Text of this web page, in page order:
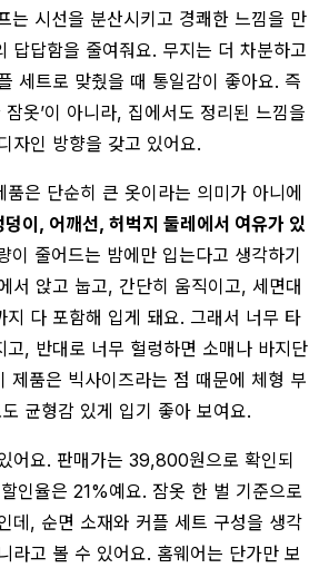
는 시선을 분산시키고 경쾌한 느낌을 만
답답함을 줄여줘요. 무지는 더 차분하고
세트로 맞췄을 때 통일감이 좋아요. 즉
옷’이 아니라, 집에서도 정리된 느낌을
자인 방향을 갖고 있어요.
품은 단순히 큰 옷이라는 의미가 아니에
덩이, 어깨선, 허벅지 둘레에서 여유가 있
이 줄어드는 밤에만 입는다고 생각하기
서 앉고 눕고, 간단히 움직이고, 세면대
지 다 포함해 입게 돼요. 그래서 너무 타
고, 반대로 너무 헐렁하면 소매나 바지단
제품은 빅사이즈라는 점 때문에 체형 부
균형감 있게 입기 좋아 보여요.
어요. 판매가는 39,800원으로 확인되
인율은 21%예요. 잠옷 한 벌 기준으로
데, 순면 소재와 커플 세트 구성을 생각
라고 볼 수 있어요. 홈웨어는 단가만 보